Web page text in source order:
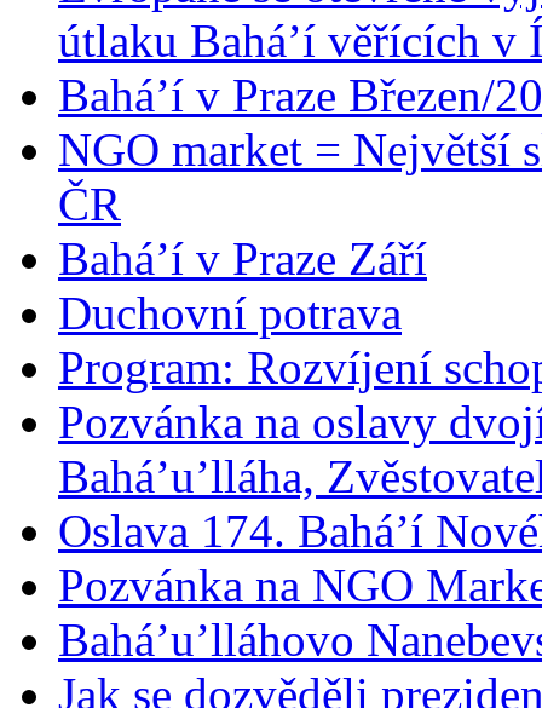
útlaku Bahá’í věřících v
Bahá’í v Praze Březen/
NGO market = Největší
ČR
Bahá’í v Praze Září
Duchovní potrava
Program: Rozvíjení
Pozvánka na oslavy
Bahá’u’lláha,
Oslava 174. Bahá’í
Pozvánka na NGO
Bahá’u’lláhovo
Jak se dozvěděli